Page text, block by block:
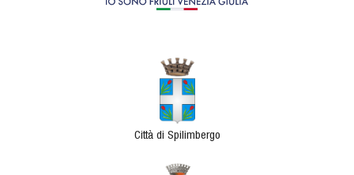
Città di Spilimbergo